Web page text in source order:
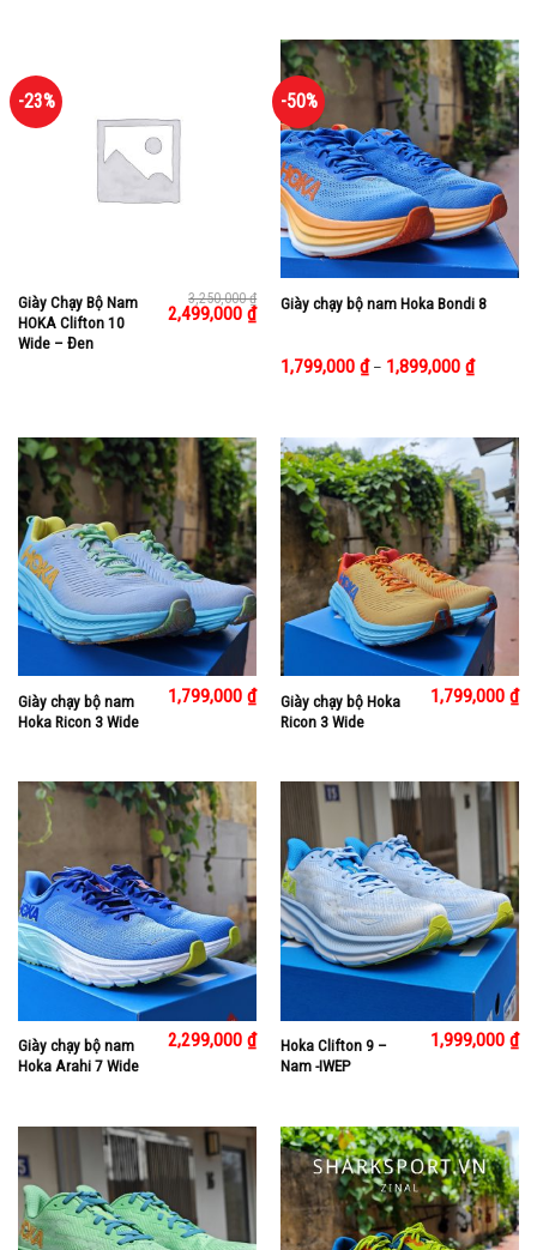
-23%
Giày Chạy Bộ Nam
HOKA Clifton 10
Wide – Đen
3,250,000₫
Giá
gốc
2,499,000₫Giá
hiện
2,499,000 ₫.
-50%
Giày chạy bộ nam Hoka Bondi 8
1,799,000 ₫– 1,899,000 ₫
Giày chạy bộ nam
Hoka Ricon 3 Wide
1,799,000₫
Giày chạy bộ Hoka
Ricon 3 Wide
1,799,000₫
Giày chạy bộ nam
Hoka Arahi 7 Wide
2,299,000₫
Hoka Clifton 9 –
Nam -IWEP
1,999,000₫